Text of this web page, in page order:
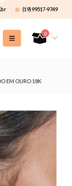
(19) 99517-9749
0
EM OURO 18K